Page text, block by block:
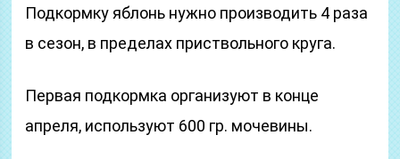
Подкормку яблонь нужно производить 4 раза
в сезон, в пределах приствольного круга.
Первая подкормка организуют в конце
апреля, используют 600 гр. мочевины.